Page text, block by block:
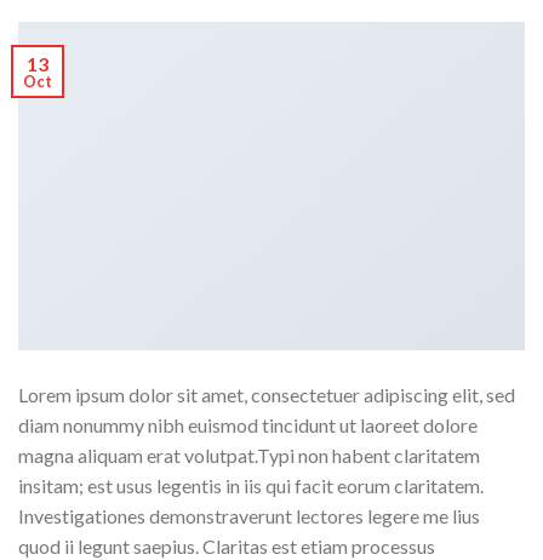
13
Oct
Lorem ipsum dolor sit amet, consectetuer adipiscing elit, sed
diam nonummy nibh euismod tincidunt ut laoreet dolore
magna aliquam erat volutpat.Typi non habent claritatem
insitam; est usus legentis in iis qui facit eorum claritatem.
Investigationes demonstraverunt lectores legere me lius
quod ii legunt saepius. Claritas est etiam processus